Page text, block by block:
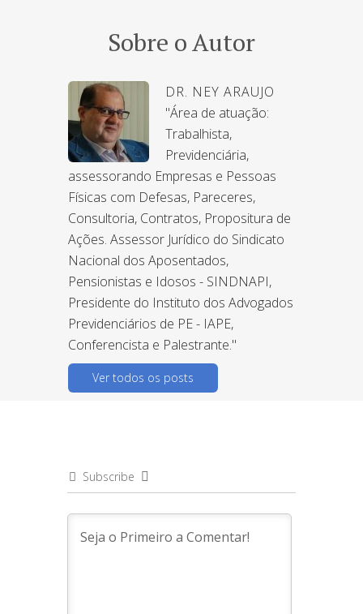
Sobre o Autor
DR. NEY ARAUJO
"Área de atuação:
Trabalhista,
Previdenciária,
assessorando Empresas e Pessoas
Físicas com Defesas, Pareceres,
Consultoria, Contratos, Propositura de
Ações. Assessor Jurídico do Sindicato
Nacional dos Aposentados,
Pensionistas e Idosos - SINDNAPI,
Presidente do Instituto dos Advogados
Previdenciários de PE - IAPE,
Conferencista e Palestrante."
Ver todos os posts
Subscribe